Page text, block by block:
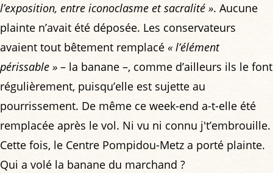
l’exposition, entre iconoclasme et sacralité ». Aucune
plainte n’avait été déposée. Les conservateurs
avaient tout bêtement remplacé « l’élément
périssable » – la banane –, comme d’ailleurs ils le font
régulièrement, puisqu’elle est sujette au
pourrissement. De même ce week-end a-t-elle été
remplacée après le vol. Ni vu ni connu j't’embrouille.
Cette fois, le Centre Pompidou-Metz a porté plainte.
Qui a volé la banane du marchand ?